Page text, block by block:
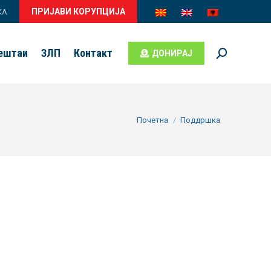
ПРИЈАВИ КОРУПЦИЈА
ЗЛП Контакт ДОНИРАЈ Search:
You are here:
Почетна Поддршка